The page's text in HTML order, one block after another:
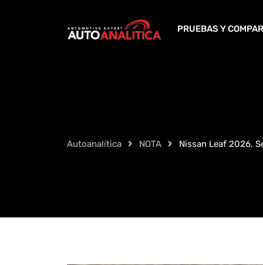
PRUEBAS Y
Autoanalítica NOTA Nissan Leaf 2026,